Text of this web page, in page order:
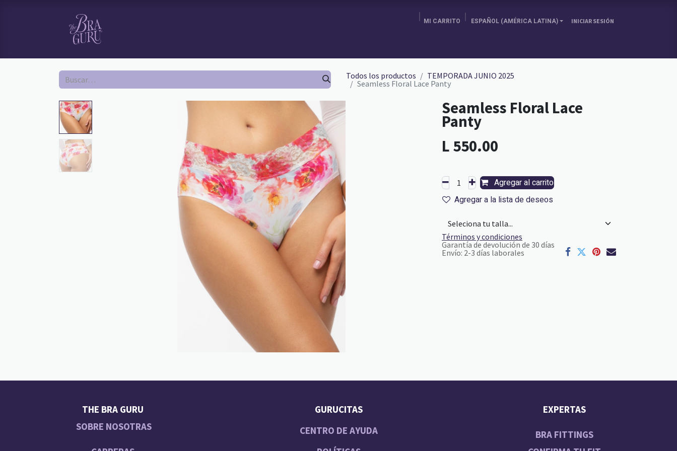
MI CARRITO ESPAÑOL (AMÉRICA LATINA) INICIAR SESIÓN
Todos los productos
TEMPORADA JUNIO 2025
Seamless Floral Lace Panty
Seamless Floral Lace
Panty
L 550.00
Agregar al carrito
Agregar a la lista de deseos
Términos y condiciones
Garantía de devolución de 30 días
Envío: 2-3 días laborales
THE BRA GURU
SOBRE NOSOTRAS
GURUCITAS
CENTRO DE AYUDA
EXPERTAS
BRA FITTINGS